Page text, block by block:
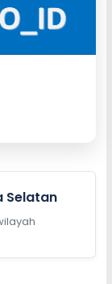
Selatan